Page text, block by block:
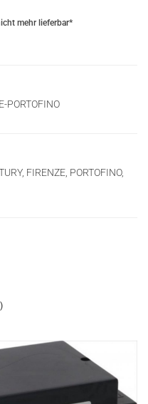
mehr lieferbar*
PORTOFINO
FIRENZE, PORTOFINO,